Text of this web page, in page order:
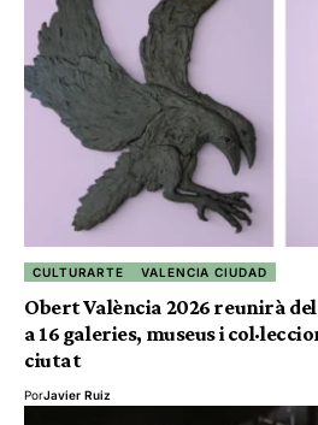
CULTURARTE VALENCIA CIUDAD
Obert València 2026 reunirà del
a 16 galeries, museus i
ciutat
PorJavier Ruiz